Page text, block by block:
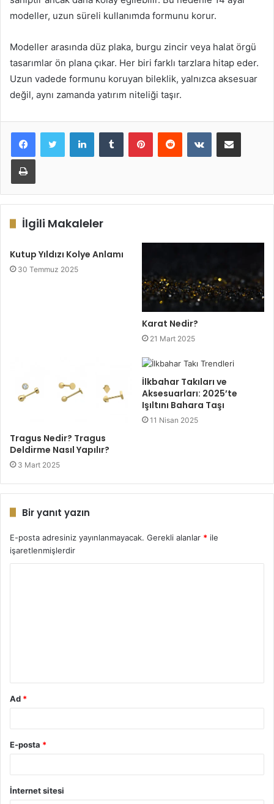
modeller, uzun süreli kullanımda formunu korur.
Modeller arasında düz plaka, burgu zincir veya halat örgü
tasarımlar ön plana çıkar. Her biri farklı tarzlara hitap eder.
Uzun vadede formunu koruyan bileklik, yalnızca aksesuar
değil, aynı zamanda yatırım niteliği taşır.
LinkedInTumblr PinterestReddit VKontakteE-Posta ile paylaş
Yazdır
İlgili Makaleler
Kutup Yıldızı Kolye Anlamı
30 Temmuz 2025
Karat Nedir?
21 Mart 2025
Tragus Nedir? Tragus
Deldirme Nasıl Yapılır?
3 Mart 2025
İlkbahar Takıları ve
Aksesuarları: 2025’te
Işıltını Bahara Taşı
11 Nisan 2025
Bir yanıt yazın
E-posta adresiniz yayınlanmayacak. Gerekli alanlar * ile
işaretlenmişlerdir
Ad *
E-posta *
İnternet sitesi